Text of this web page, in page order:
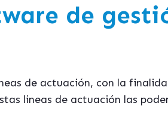
de
de actuación, con la
lineas de actuación las